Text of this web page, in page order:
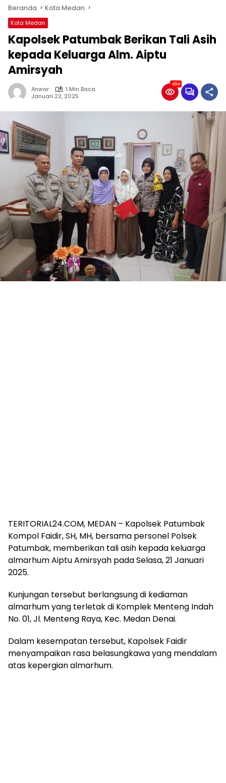
Beranda Kota Medan
Kota Medan
Kapolsek Patumbak Berikan Tali Asih
kepada Keluarga Alm. Aiptu
Amirsyah
Anwar
1 Min Baca
Januari 22, 2025
484
TERITORIAL24.COM, MEDAN – Kapolsek Patumbak
Kompol Faidir, SH, MH, bersama personel Polsek
Patumbak, memberikan tali asih kepada keluarga
almarhum Aiptu Amirsyah pada Selasa, 21 Januari
2025.
Kunjungan tersebut berlangsung di kediaman
almarhum yang terletak di Komplek Menteng Indah
No. 01, Jl. Menteng Raya, Kec. Medan Denai.
Dalam kesempatan tersebut, Kapolsek Faidir
menyampaikan rasa belasungkawa yang mendalam
atas kepergian almarhum.